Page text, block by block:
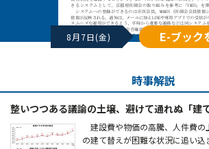
8月7日(金) E-ブック
時事解説
整いつつある議論の土壌、避けて通れぬ「建
建設費や物価の高騰、人件費の
の建て替えが困難な状況に追い